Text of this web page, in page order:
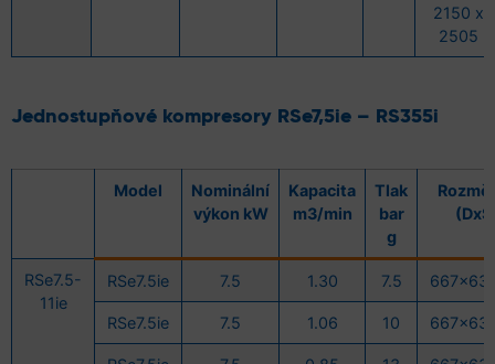
2150 x
2505
Jednostupňové kompresory RSe7,5ie – RS355i
Model
Nominální
výkon kW
Kapacita
m3/min
Tlak
bar
g
RSe7.5-
11ie
RSe7.5ie 7.5 1.30 7.5
RSe7.5ie 7.5 1.06 10